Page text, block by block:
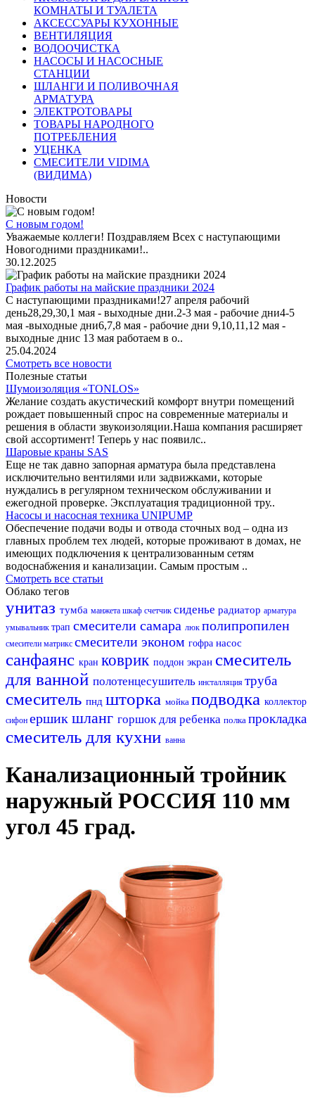
КОМНАТЫ И ТУАЛЕТА
АКСЕССУАРЫ КУХОННЫЕ
ВЕНТИЛЯЦИЯ
ВОДООЧИСТКА
НАСОСЫ И НАСОСНЫЕ
СТАНЦИИ
ШЛАНГИ И ПОЛИВОЧНАЯ
АРМАТУРА
ЭЛЕКТРОТОВАРЫ
ТОВАРЫ НАРОДНОГО
ПОТРЕБЛЕНИЯ
УЦЕНКА
СМЕСИТЕЛИ VIDIMA
(ВИДИМА)
Новости
С новым годом!
Уважаемые коллеги! Поздравляем Всех с наступающими
Новогодними праздниками!..
30.12.2025
График работы на майские праздники 2024
С наступающими праздниками!27 апреля рабочий
день28,29,30,1 мая - выходные дни.2-3 мая - рабочие дни4-5
мая -выходные дни6,7,8 мая - рабочие дни 9,10,11,12 мая -
выходные днис 13 мая работаем в о..
25.04.2024
Смотреть все новости
Полезные статьи
Шумоизоляция «TONLOS»
Желание создать акустический комфорт внутри помещений
рождает повышенный спрос на современные материалы и
решения в области звукоизоляции.Наша компания расширяет
свой ассортимент! Теперь у нас появилс..
Шаровые краны SAS
Еще не так давно запорная арматура была представлена
исключительно вентилями или задвижками, которые
нуждались в регулярном техническом обслуживании и
ежегодной проверке. Эксплуатация традиционной тру..
Насосы и насосная техника UNIPUMP
Обеспечение подачи воды и отвода сточных вод – одна из
главных проблем тех людей, которые проживают в домах, не
имеющих подключения к централизованным сетям
водоснабжения и канализации. Самым простым ..
Смотреть все статьи
Облако тегов
унитаз тумба манжета шкаф счетчик сиденье радиатор арматура
умывальник трап смесители самара люк полипропилен
смесители матрикс смесители эконом гофра насос
санфаянс кран коврик поддон экран смеситель
для ванной полотенцесушитель инсталляция труба
смеситель пнд шторка мойка подводка коллектор
сифон ершик шланг горшок для ребенка полка прокладка
смеситель для кухни ванна
Канализационный тройник
наружный РОССИЯ 110 мм
угол 45 град.